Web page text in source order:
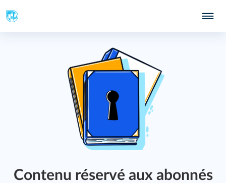
Contenu réservé aux abonnés